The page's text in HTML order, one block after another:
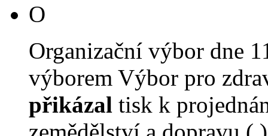
O
Organizační výbor dne
výborem Výbor pro
přikázal tisk k